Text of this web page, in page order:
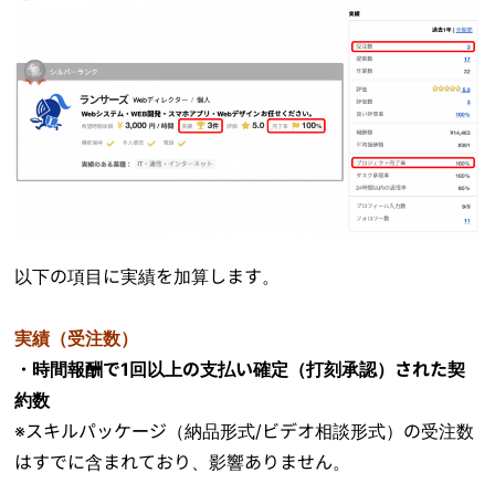
以下の項目に実績を加算します。
実績（受注数）
・時間報酬で1回以上の支払い確定（打刻承認）された契
約数
※スキルパッケージ（納品形式/ビデオ相談形式）の受注数
はすでに含まれており、影響ありません。